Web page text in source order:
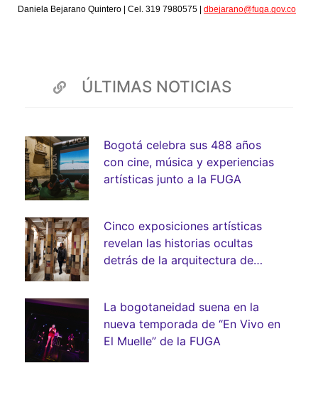
Daniela Bejarano Quintero | Cel. 319 7980575 | dbejarano@fuga.gov.co
ÚLTIMAS NOTICIAS
Bogotá celebra sus 488 años
con cine, música y experiencias
artísticas junto a la FUGA
Cinco exposiciones artísticas
revelan las historias ocultas
detrás de la arquitectura de
La bogotaneidad suena en la
nueva temporada de “En Vivo en
El Muelle” de la FUGA